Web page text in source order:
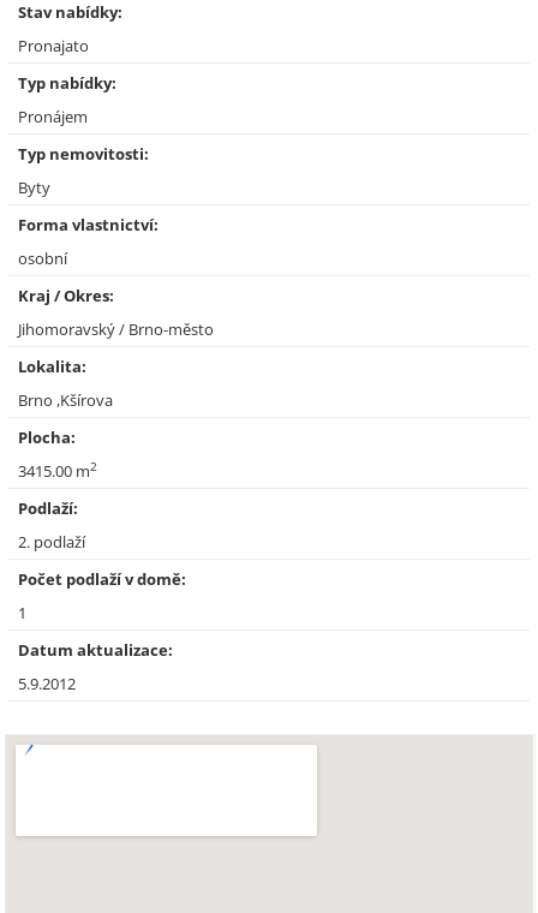
Stav nabídky:
Pronajato
Typ nabídky:
Pronájem
Typ nemovitosti:
Byty
Forma vlastnictví:
osobní
Kraj / Okres:
Jihomoravský / Brno-město
Lokalita:
Brno ,Kšírova
Plocha:
3415.00 m2
Podlaží:
2. podlaží
Počet podlaží v domě:
1
Datum aktualizace:
5.9.2012